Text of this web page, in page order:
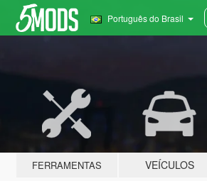
Português do Brasil
FERRAMENTAS VEÍCULOS